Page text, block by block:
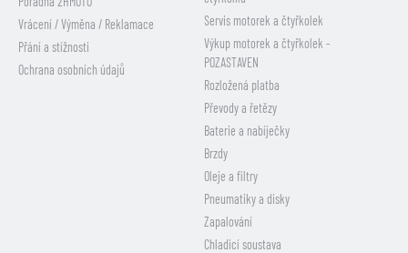
Vrácení / Výměna / Reklamace
Přání a stížnosti
Ochrana osobních údajů
Servis motorek a čtyřkolek
Výkup motorek a čtyřkolek -
POZASTAVEN
Rozložená platba
Převody a řetězy
Baterie a nabíječky
Brzdy
Oleje a filtry
Pneumatiky a disky
Zapalování
Chladicí soustava